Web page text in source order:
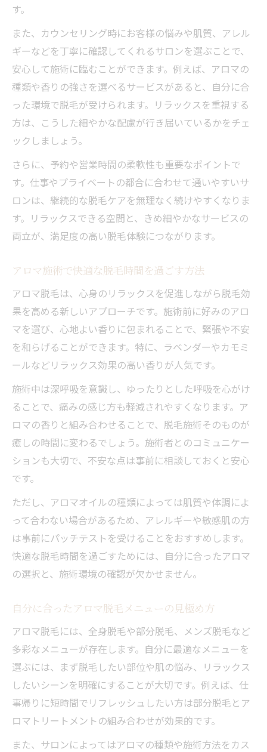
す。
また、カウンセリング時にお客様の悩みや肌質、アレル
ギーなどを丁寧に確認してくれるサロンを選ぶことで、
安心して施術に臨むことができます。例えば、アロマの
種類や香りの強さを選べるサービスがあると、自分に合
った環境で脱毛が受けられます。リラックスを重視する
方は、こうした細やかな配慮が行き届いているかをチェ
ックしましょう。
さらに、予約や営業時間の柔軟性も重要なポイントで
す。仕事やプライベートの都合に合わせて通いやすいサ
ロンは、継続的な脱毛ケアを無理なく続けやすくなりま
す。リラックスできる空間と、きめ細やかなサービスの
両立が、満足度の高い脱毛体験につながります。
アロマ施術で快適な脱毛時間を過ごす方法
アロマ脱毛は、心身のリラックスを促進しながら脱毛効
果を高める新しいアプローチです。施術前に好みのアロ
マを選び、心地よい香りに包まれることで、緊張や不安
を和らげることができます。特に、ラベンダーやカモミ
ールなどリラックス効果の高い香りが人気です。
施術中は深呼吸を意識し、ゆったりとした呼吸を心がけ
ることで、痛みの感じ方も軽減されやすくなります。ア
ロマの香りと組み合わせることで、脱毛施術そのものが
癒しの時間に変わるでしょう。施術者とのコミュニケー
ションも大切で、不安な点は事前に相談しておくと安心
です。
ただし、アロマオイルの種類によっては肌質や体調によ
って合わない場合があるため、アレルギーや敏感肌の方
は事前にパッチテストを受けることをおすすめします。
快適な脱毛時間を過ごすためには、自分に合ったアロマ
の選択と、施術環境の確認が欠かせません。
自分に合ったアロマ脱毛メニューの見極め方
アロマ脱毛には、全身脱毛や部分脱毛、メンズ脱毛など
多彩なメニューが存在します。自分に最適なメニューを
選ぶには、まず脱毛したい部位や肌の悩み、リラックス
したいシーンを明確にすることが大切です。例えば、仕
事帰りに短時間でリフレッシュしたい方は部分脱毛とア
ロマトリートメントの組み合わせが効果的です。
また、サロンによってはアロマの種類や施術方法をカス